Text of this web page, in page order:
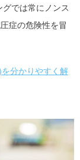
では常にノンス
症の危険性を冒
分かりやすく解